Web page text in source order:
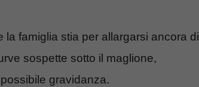
la famiglia stia per allargarsi ancora di
sospette sotto il maglione,
gravidanza.